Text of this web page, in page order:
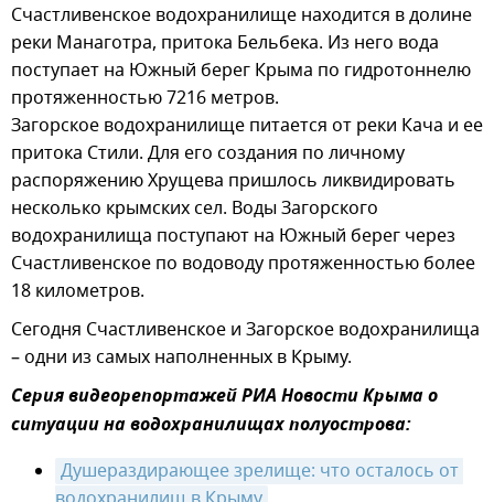
Счастливенское водохранилище находится в долине
реки Манаготра, притока Бельбека. Из него вода
поступает на Южный берег Крыма по гидротоннелю
протяженностью 7216 метров.
Загорское водохранилище питается от реки Кача и ее
притока Стили. Для его создания по личному
распоряжению Хрущева пришлось ликвидировать
несколько крымских сел. Воды Загорского
водохранилища поступают на Южный берег через
Счастливенское по водоводу протяженностью более
18 километров.
Сегодня Счастливенское и Загорское водохранилища
– одни из самых наполненных в Крыму.
Серия видеорепортажей РИА Новости Крыма о
ситуации на водохранилищах полуострова:
Душераздирающее зрелище: что осталось от